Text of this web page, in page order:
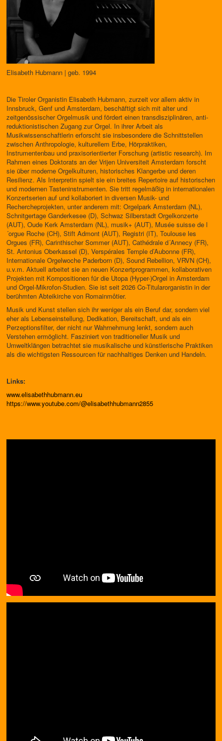
Elisabeth Hubmann | geb. 1994
Die Tiroler Organistin Elisabeth Hubmann, zurzeit vor allem aktiv in
Innsbruck, Genf und Amsterdam, beschäftigt sich mit alter und
zeitgenössischer Orgelmusik und fördert einen transdisziplinären, anti-
reduktionistischen Zugang zur Orgel. In ihrer Arbeit als
Musikwissenschaftlerin erforscht sie insbesondere die Schnittstellen
zwischen Anthropologie, kulturellem Erbe, Hörpraktiken,
Instrumentenbau und praxisorientierter Forschung (artistic research). Im
Rahmen eines Doktorats an der Vrijen Universiteit Amsterdam forscht
sie über moderne Orgelkulturen, historisches Klangerbe und deren
Resilienz. Als Interpretin spielt sie ein breites Repertoire auf historischen
und modernen Tasteninstrumenten. Sie tritt regelmäßig in internationalen
Konzertserien auf und kollaboriert in diversen Musik- und
Rechercheprojekten, unter anderem mit: Orgelpark Amsterdam (NL),
Schnitgertage Ganderkesee (D), Schwaz Silberstadt Orgelkonzerte
(AUT), Oude Kerk Amsterdam (NL), musik+ (AUT), Musée suisse de l
´orgue Roche (CH), Stift Admont (AUT), Registri (IT), Toulouse les
Orgues (FR), Carinthischer Sommer (AUT), Cathédrale d´Annecy (FR),
St. Antonius Oberkassel (D), Verspérales Temple d’Aubonne (FR),
Internationale Orgelwoche Paderborn (D), Sound Rebellion, VRVN (CH),
u.v.m. Aktuell arbeitet sie an neuen Konzertprogrammen, kollaborativen
Projekten mit Kompositionen für die Utopa (Hyper-)Orgel in Amsterdam
und Orgel-Mikrofon-Studien. Sie ist seit 2026 Co-Titularorganistin in der
berühmten Abteikirche von Romainmôtier.
Musik und Kunst stellen sich ihr weniger als ein Beruf dar, sondern viel
eher als Lebenseinstellung, Dedikation, Bereitschaft, und als ein
Perzeptionsfilter, der nicht nur Wahrnehmung lenkt, sondern auch
Verstehen ermöglicht. Fasziniert von traditioneller Musik und
Umweltklängen betrachtet sie musikalische und künstlerische Praktiken
als die wichtigsten Ressourcen für nachhaltiges Denken und Handeln.
Links:
www.elisabethhubmann.eu
https://www.youtube.com/@elisabethhubmann2855